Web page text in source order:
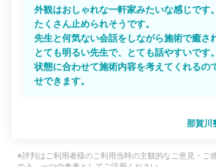
外観はおしゃれな一軒家みたいな感じです
たくさん止められそうです。
先生と何気ない会話をしながら施術で癒さ
とても明るい先生で、とても話やすいです
状態に合わせて施術内容を考えてくれるの
せできます。
那賀川
※評判はご利用者様のご利用当時の主観的なご意見・ご